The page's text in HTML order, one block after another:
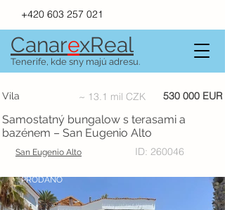
+420 603 257 021
CanarexReal
Tenerife, kde sny majú adresu.
Vila ~ 13.1 mil CZK 530 000 EUR
Samostatný bungalow s terasami a
bazénem – San Eugenio Alto
San Eugenio Alto ID: 260046
PRODÁNO